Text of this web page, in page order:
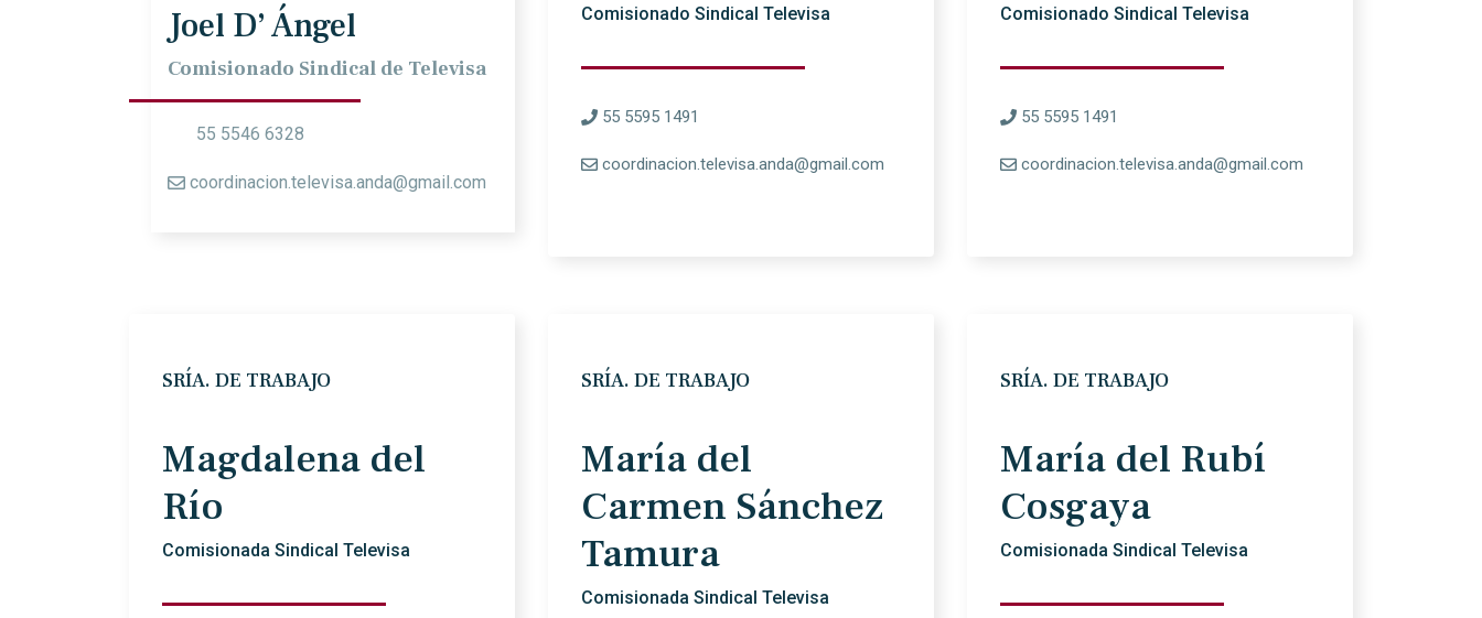
Joel D’ Ángel
Comisionado Sindical de Televisa
55 5546 6328
coordinacion.televisa.anda@gmail.com
Comisionado Sindical Televisa
55 5595 1491
coordinacion.televisa.anda@gmail.com
Comisionado Sindical Televisa
55 5595 1491
coordinacion.televisa.anda@gmail.com
SRÍA. DE TRABAJO
Magdalena del
Río
Comisionada Sindical Televisa
SRÍA. DE TRABAJO
María del
Carmen Sánchez
Tamura
Comisionada Sindical Televisa
SRÍA. DE TRABAJO
María del Rubí
Cosgaya
Comisionada Sindical Televisa